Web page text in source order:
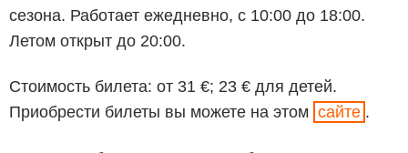
сезона. Работает ежедневно, с 10:00 до 18:00.
Летом открыт до 20:00.
Стоимость билета: от 31 €; 23 € для детей.
Приобрести билеты вы можете на этом сайте .